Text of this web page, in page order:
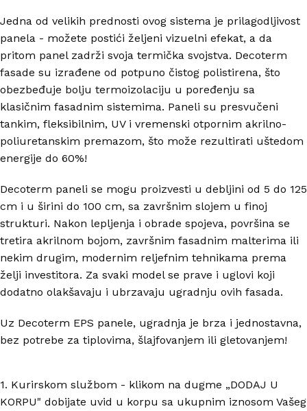
Jedna od velikih prednosti ovog sistema je prilagodljivost
panela - možete postići željeni vizuelni efekat, a da
pritom panel zadrži svoja termička svojstva. Decoterm
fasade su izrađene od potpuno čistog polistirena, što
obezbeđuje bolju termoizolaciju u poređenju sa
klasičnim fasadnim sistemima. Paneli su presvučeni
tankim, fleksibilnim, UV i vremenski otpornim akrilno-
poliuretanskim premazom, što može rezultirati uštedom
energije do 60%!
Decoterm paneli se mogu proizvesti u debljini od 5 do 125
cm i u širini do 100 cm, sa završnim slojem u finoj
strukturi. Nakon lepljenja i obrade spojeva, površina se
tretira akrilnom bojom, završnim fasadnim malterima ili
nekim drugim, modernim reljefnim tehnikama prema
želji investitora. Za svaki model se prave i uglovi koji
dodatno olakšavaju i ubrzavaju ugradnju ovih fasada.
Uz Decoterm EPS panele, ugradnja je brza i jednostavna,
bez potrebe za tiplovima, šlajfovanjem ili gletovanjem!
1. Kurirskom službom - klikom na dugme „DODAJ U
KORPU" dobijate uvid u korpu sa ukupnim iznosom Vašeg